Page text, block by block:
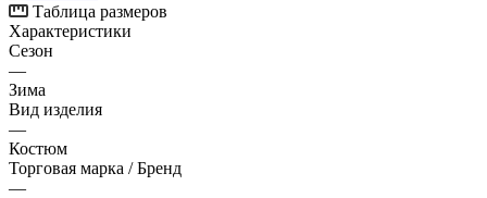
Таблица размеров
Характеристики
Сезон
—
Зима
Вид изделия
—
Костюм
Торговая марка / Бренд
—